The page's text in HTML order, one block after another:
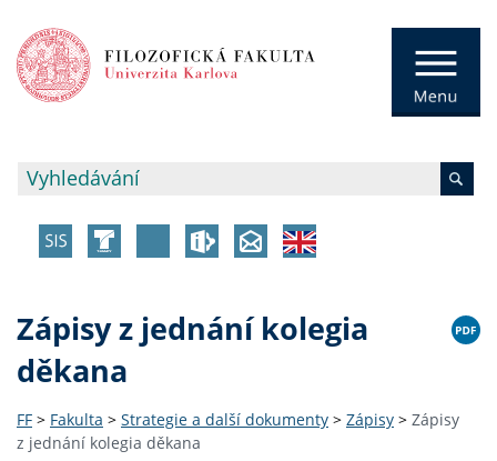
Zápisy z jednání kolegia
děkana
FF > Fakulta > Strategie a další dokumenty > Zápisy > Zápisy
z jednání kolegia děkana